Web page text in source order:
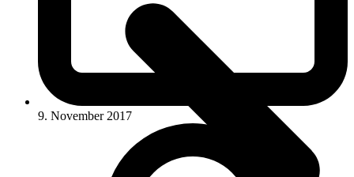
9. November 2017